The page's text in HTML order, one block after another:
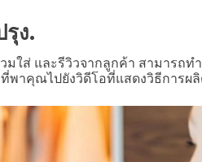
ง.
มใส่ และรีวิวจากลูกค้า สามารถ
พาคุณไปยังวิดีโอที่แสดงวิธีการผ